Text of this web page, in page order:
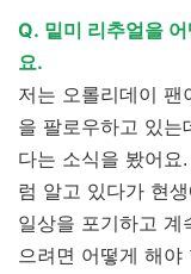
Q. 밑미 리추얼을
요.
저는 오롤리데이 팬
을 팔로우하고 있는
다는 소식을 봤어요
럼 알고 있다가 현
일상을 포기하고
으려면 어떻게 해야